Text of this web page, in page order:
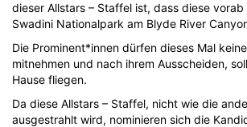
dieser Allstars – Staffel ist, dass diese
Swadini Nationalpark am Blyde River
Die Prominent*innen dürfen dieses Mal
mitnehmen und nach ihrem Ausscheiden,
Hause fliegen.
Da diese Allstars – Staffel, nicht wie die
ausgestrahlt wird, nominieren sich die